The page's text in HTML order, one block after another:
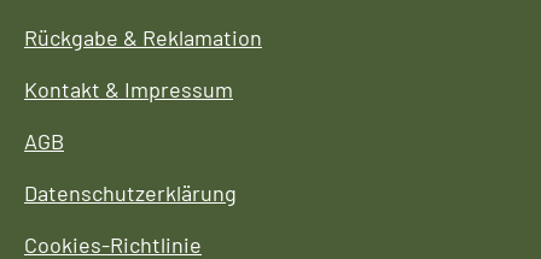
Rückgabe & Reklamation
Kontakt & Impressum
AGB
Datenschutzerklärung
Cookies-Richtlinie